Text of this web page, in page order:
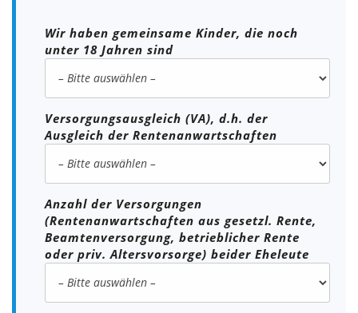
Wir haben gemeinsame Kinder, die noch
unter 18 Jahren sind
Versorgungsausgleich (VA), d.h. der
Ausgleich der Rentenanwartschaften
Anzahl der Versorgungen
(Rentenanwartschaften aus gesetzl. Rente,
Beamtenversorgung, betrieblicher Rente
oder priv. Altersvorsorge) beider Eheleute